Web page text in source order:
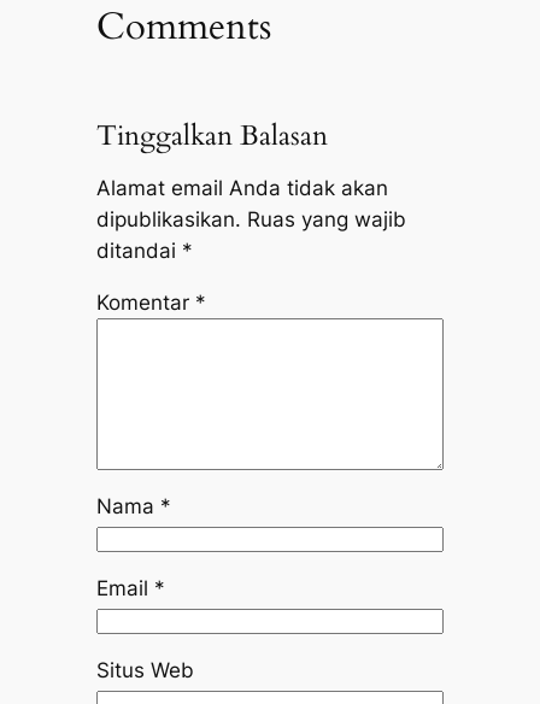
Comments
Tinggalkan Balasan
Alamat email Anda tidak akan
dipublikasikan. Ruas yang wajib
ditandai *
Komentar *
Nama *
Email *
Situs Web